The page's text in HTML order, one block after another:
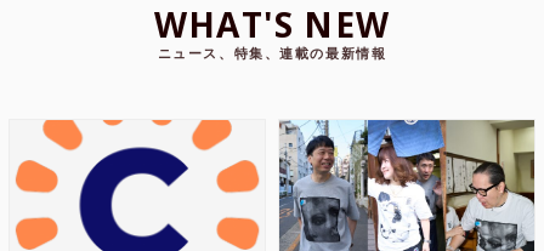
WHAT'S NEW
ニュース、特集、連載の最新情報